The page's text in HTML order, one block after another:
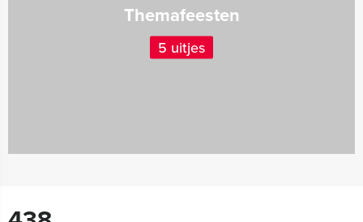
Themafeesten
5 uitjes